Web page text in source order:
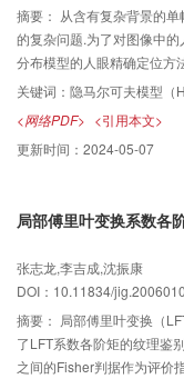
摘要： 从含有复杂背景的
的复杂问题.为了对图像中
分布模型的人眼精确定位方
率分布HMM模型,首先用虹
列;然后通过对观测序列进
分布.这样无需对图像进行
定位.实验结果表明,该方法
关键词： 隐马尔可夫模型（
<网络PDF> <引用本文>
更新时间： 2024-05-07
局部傅里叶变换系数各
张志龙,李吉成,沈振康
DOI：10.11834/
摘要： 局部傅里叶变换（
了LFT系数各阶矩的纹理鉴
之间的Fisher判据作为评价